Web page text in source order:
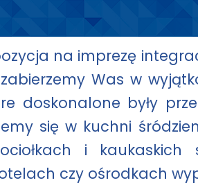
na imprezę
Was w
doskonalone były
się w kuchni
i
czy ośrodkach